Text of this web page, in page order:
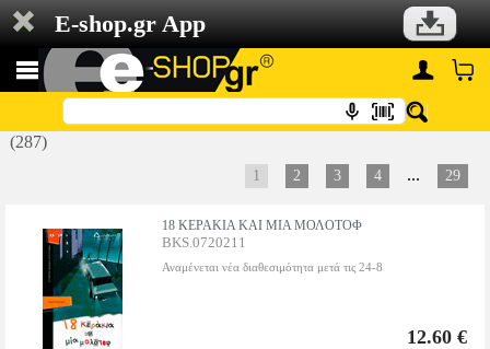
E-shop.gr App
(287)
1 2 3 4 ... 29
18 ΚΕΡΑΚΙΑ ΚΑΙ ΜΙΑ ΜΟΛΟΤΟΦ
BKS.0720211
Αναμένεται νέα διαθεσιμότητα μετά τις 24-8
12.60 €